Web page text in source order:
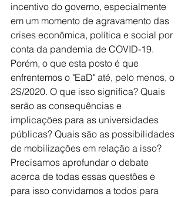
incentivo do governo, especialmente
em um momento de agravamento das
crises econômica, política e social por
conta da pandemia de COVID-19.
Porém, o que esta posto é que
enfrentemos o "EaD" até, pelo menos, o
2S/2020. O que isso significa? Quais
serão as consequências e
implicações para as universidades
públicas? Quais são as possibilidades
de mobilizações em relação a isso?
Precisamos aprofundar o debate
acerca de todas essas questões e
para isso convidamos a todos para